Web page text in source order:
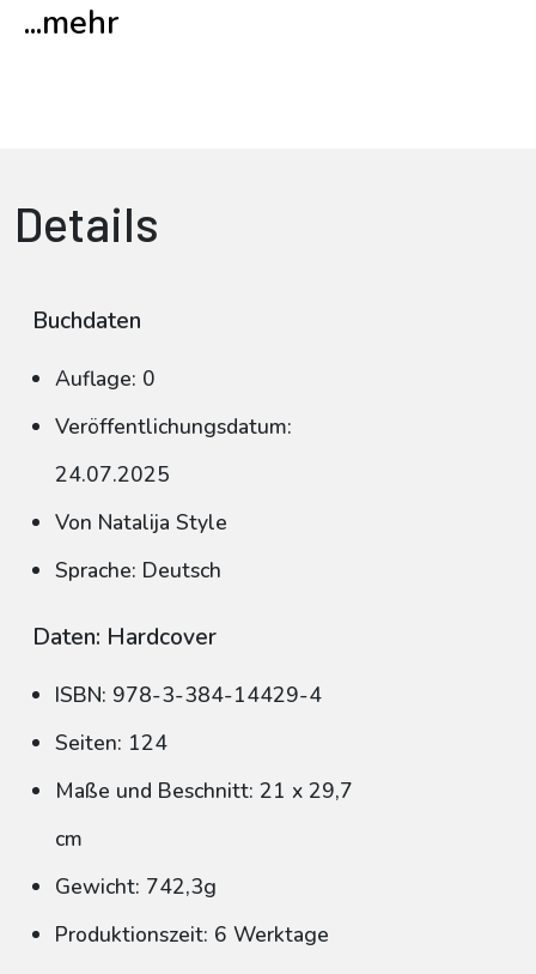
...mehr
Details
Buchdaten
Auflage: 0
Veröffentlichungsdatum:
24.07.2025
Von Natalija Style
Sprache: Deutsch
Daten: Hardcover
ISBN: 978-3-384-14429-4
Seiten: 124
Maße und Beschnitt: 21 x 29,7
cm
Gewicht: 742,3g
Produktionszeit: 6 Werktage